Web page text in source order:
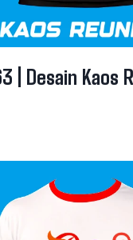
| Desain Kaos